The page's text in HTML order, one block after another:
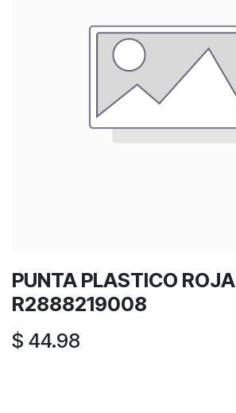
PUNTA PLASTICO ROJA
R2888219008
$ 44.98